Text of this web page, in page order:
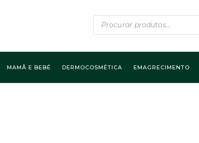
Products
search
MAMÃ E BEBÉ DERMOCOSMÉTICA EMAGRECIMENTO